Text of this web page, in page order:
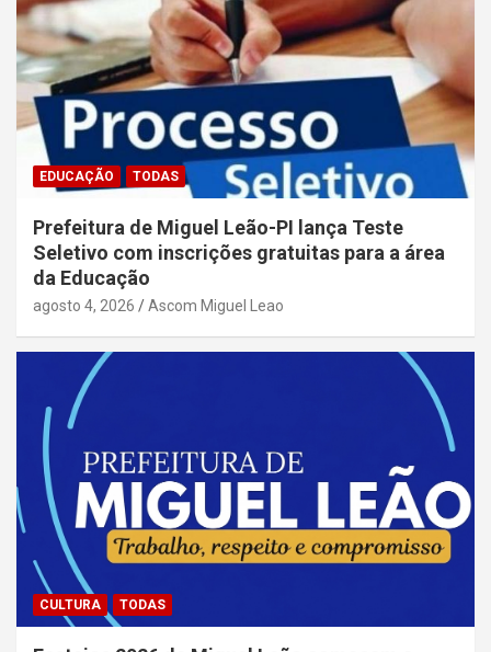
EDUCAÇÃO TODAS
Prefeitura de Miguel Leão-PI lança Teste
Seletivo com inscrições gratuitas para a área
da Educação
agosto 4, 2026 Ascom Miguel Leao
CULTURA TODAS